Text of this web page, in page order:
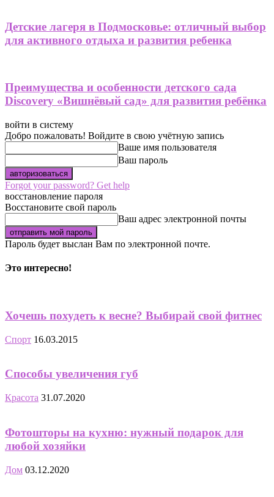
Детские лагеря в Подмосковье: отличный выбор
для активного отдыха и развития ребенка
Преимущества и особенности детского сада
Discovery «Вишнёвый сад» для развития ребёнка
войти в систему
Добро пожаловать! Войдите в свою учётную запись
Ваше имя пользователя
Ваш пароль
Forgot your password? Get help
восстановление пароля
Восстановите свой пароль
Ваш адрес электронной почты
Пароль будет выслан Вам по электронной почте.
Это интересно!
Хочешь похудеть к весне? Выбирай свой фитнес
Спорт 16.03.2015
Способы увеличения губ
Красота 31.07.2020
Фотошторы на кухню: нужный подарок для
любой хозяйки
Дом 03.12.2020